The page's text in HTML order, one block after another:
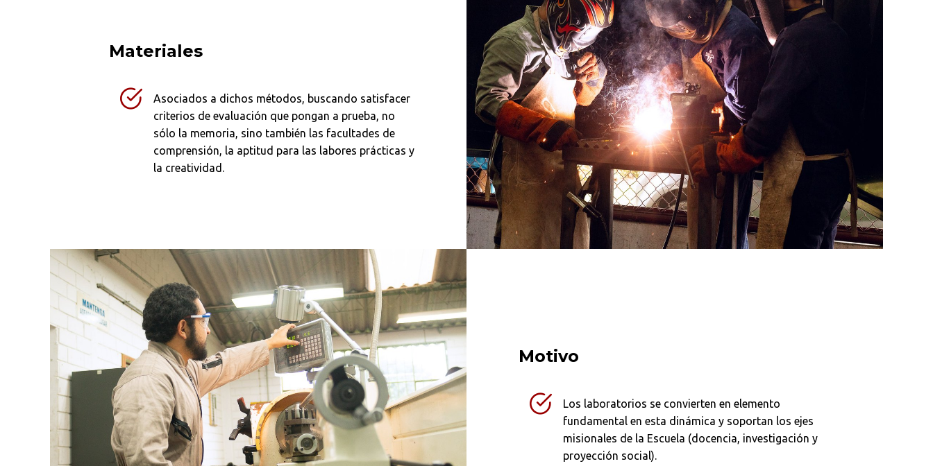
Materiales
Asociados a dichos métodos, buscando satisfacer
criterios de evaluación que pongan a prueba, no
sólo la memoria, sino también las facultades de
comprensión, la aptitud para las labores prácticas y
la creatividad.
Motivo
Los laboratorios se convierten en elemento
fundamental en esta dinámica y soportan los ejes
misionales de la Escuela (docencia, investigación y
proyección social).